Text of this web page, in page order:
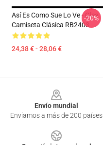
Así Es Como Sue Lo Ve - Glee
Camiseta Clásica RB2403
24,38 € - 28,06 €
-20%
Envío mundial
Enviamos a más de 200 países